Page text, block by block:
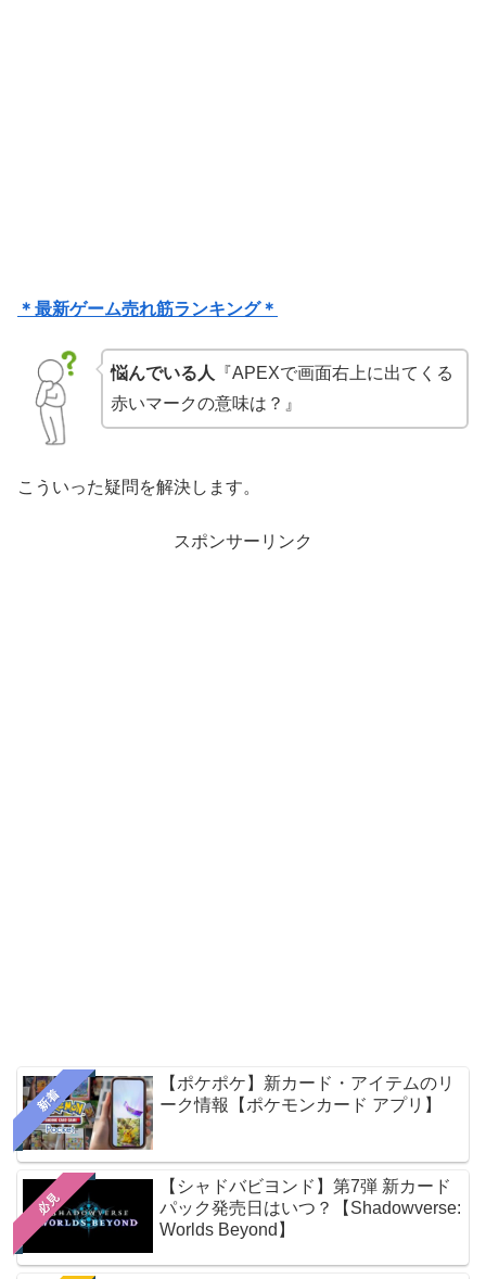
＊最新ゲーム売れ筋ランキング＊
悩んでいる人 『APEXで画面右上に出てくる
赤いマークの意味は？』
こういった疑問を解決します。
スポンサーリンク
新着
【ポケポケ】新カード・アイテムのリ
ーク情報【ポケモンカード アプリ】
必見
【シャドバビヨンド】第7弾 新カード
パック発売日はいつ？【Shadowverse:
Worlds Beyond】